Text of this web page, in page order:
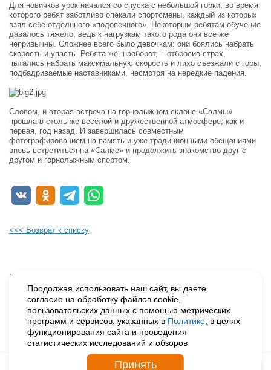
Для новичков урок начался со спуска с небольшой горки, во время
которого ребят заботливо опекали спортсмены, каждый из которых
взял себе отдельного «подопечного». Некоторым ребятам обучение
давалось тяжело, ведь к нагрузкам такого рода они все же
непривычны. Сложнее всего было девочкам: они боялись набрать
скорость и упасть. Ребята же, наоборот, – отбросив страх,
пытались набрать максимальную скорость и лихо съезжали с горы,
подбадриваемые наставниками, несмотря на нередкие падения.
Словом, и вторая встреча на горнолыжном склоне «Салмы»
прошла в столь же весёлой и дружественной атмосфере, как и
первая, год назад. И завершилась совместным
фотографированием на память и уже традиционными обещаниями
вновь встретиться на «Салме» и продолжить знакомство друг с
другом и горнолыжным спортом.
<<< Возврат к списку
Будьте в курсе наших событий, подпишитесь на новости и акции
Нажимая на кнопку «Подписаться», вы даете согласие на
обработку персональных данных.
Продолжая использовать наш сайт, вы даете
согласие на обработку файлов cookie,
пользовательских данных с помощью метрических
программ и сервисов, указанных в Политике, в целях
функционирования сайта и проведения
статистических исследований и обзоров
Принять